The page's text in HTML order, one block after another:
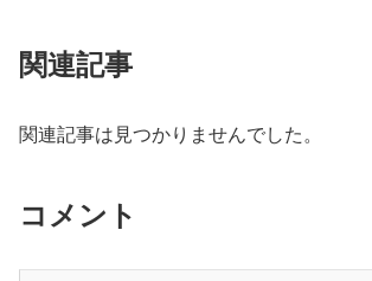
関連記事
関連記事は見つかりませんでした。
コメント